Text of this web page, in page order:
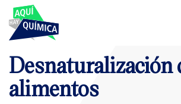
Desnaturalización
alimentos